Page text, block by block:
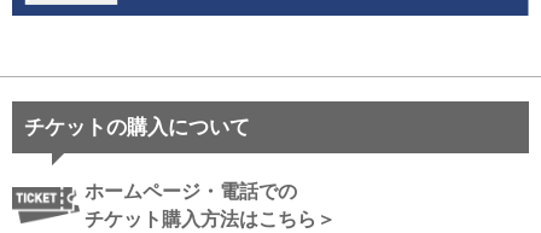
チケットの購入について
ホームページ・電話での
チケット購入方法はこちら＞